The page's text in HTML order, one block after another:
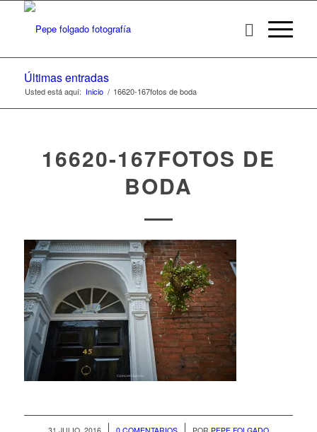
Últimas entradas
Usted está aquí: Inicio / 16620-167fotos de boda
16620-167FOTOS DE
BODA